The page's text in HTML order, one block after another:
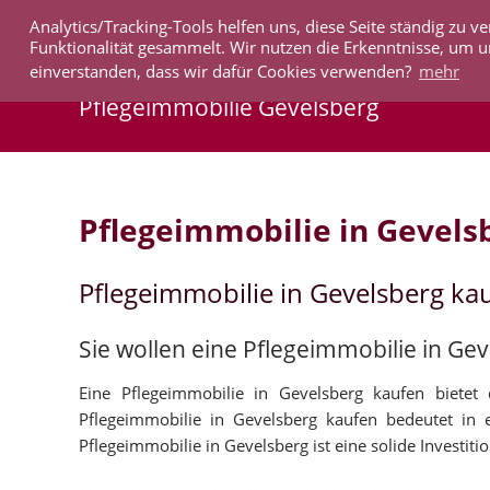
Analytics/Tracking-Tools helfen uns, diese Seite ständig zu
Funktionalität gesammelt. Wir nutzen die Erkenntnisse, um
einverstanden, dass wir dafür Cookies verwenden? mehr
IMMOBILIEN
Pflegeimmobilie Gevelsberg
Pflegeimmobilie in
Pflegeimmobilie in Gevelsberg
Sie wollen eine Pflegeimmobilie in
Eine Pflegeimmobilie in Gevelsberg kaufen
Pflegeimmobilie in Gevelsberg kaufen bedeutet in
Pflegeimmobilie in Gevelsberg ist eine solide